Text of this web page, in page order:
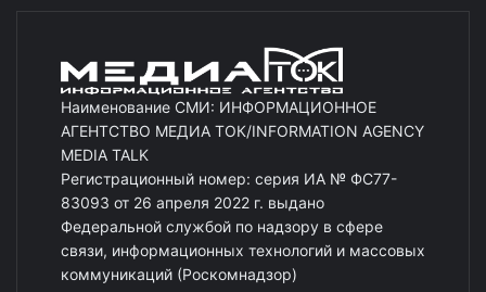
Наименование СМИ: ИНФОРМАЦИОННОЕ
АГЕНТСТВО МЕДИА ТОК/INFORMATION AGENCY
MEDIA TALK
Регистрационный номер: серия ИА № ФС77-
83093 от 26 апреля 2022 г. выдано
Федеральной службой по надзору в сфере
связи, информационных технологий и массовых
коммуникаций (Роскомнадзор)